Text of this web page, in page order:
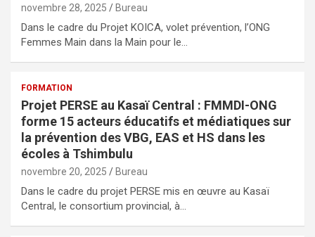
novembre 28, 2025 Bureau
Dans le cadre du Projet KOICA, volet prévention, l’ONG
Femmes Main dans la Main pour le…
FORMATION
Projet PERSE au Kasaï Central : FMMDI-ONG
forme 15 acteurs éducatifs et médiatiques sur
la prévention des VBG, EAS et HS dans les
écoles à Tshimbulu
novembre 20, 2025 Bureau
Dans le cadre du projet PERSE mis en œuvre au Kasaï
Central, le consortium provincial, à…